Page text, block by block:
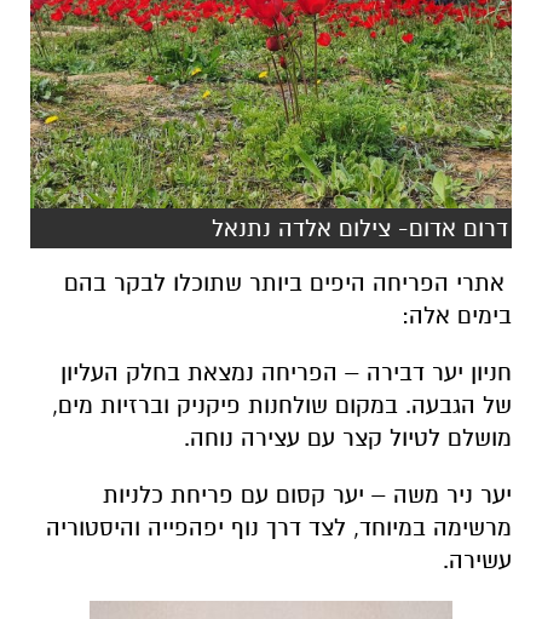
דרום אדום- צילום אלדה נתנאל
אתרי הפריחה היפים ביותר שתוכלו לבקר בהם
בימים אלה:
חניון יער דבירה – הפריחה נמצאת בחלק העליון
של הגבעה. במקום שולחנות פיקניק וברזיות מים,
מושלם לטיול קצר עם עצירה נוחה.
יער ניר משה – יער קסום עם פריחת כלניות
מרשימה במיוחד, לצד דרך נוף יפהפייה והיסטוריה
עשירה.